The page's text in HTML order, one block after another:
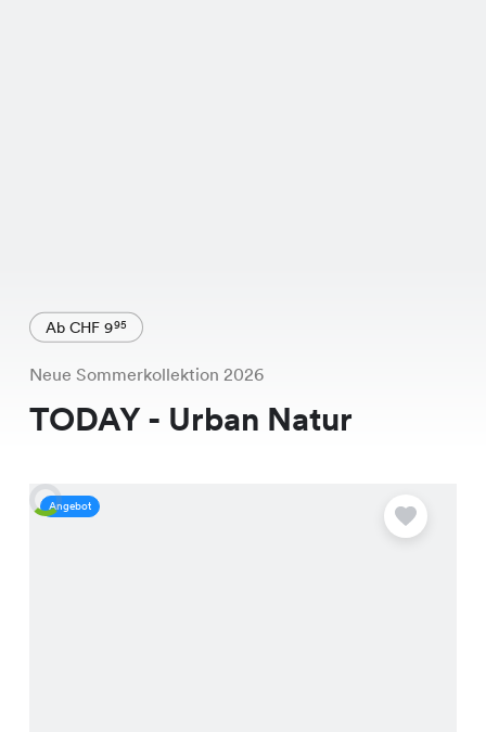
Ab CHF 995
Neue Sommerkollektion 2026
TODAY - Urban Natur
Angebot